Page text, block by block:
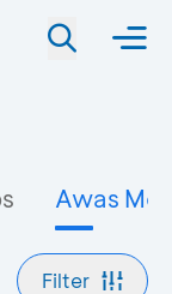
Awas
Filter